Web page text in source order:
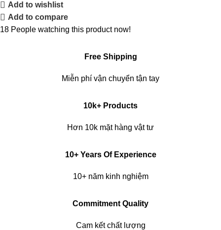
Add to wishlist
Add to compare
18 People watching this product now!
Free Shipping
Miễn phí vận chuyển tận tay
10k+ Products
Hơn 10k mặt hàng vật tư
10+ Years Of Experience
10+ năm kinh nghiệm
Commitment Quality
Cam kết chất lượng